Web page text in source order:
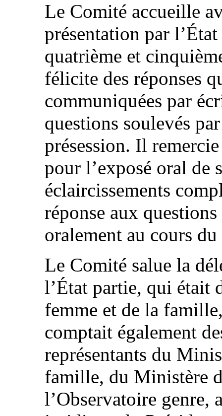
Le Comité accueille
présentation par
quatrième et
félicite des réponses
communiquées par
questions soulevés
présession. Il
pour l’exposé oral de
éclaircissements
réponse aux
oralement au cours
Le Comité salue la
l’État partie, qui était
femme et de la
comptait également
représentants du
famille, du Ministère
l’Observatoire genre,